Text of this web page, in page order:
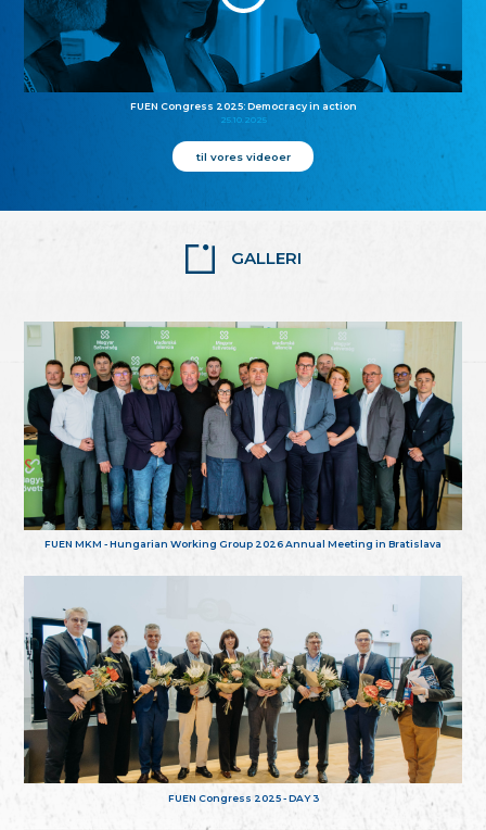
FUEN Congress 2025: Democracy in action
25.10.2025
til vores videoer
GALLERI
FUEN MKM - Hungarian Working Group 2026 Annual Meeting in Bratislava
FUEN Congress 2025 - DAY 3